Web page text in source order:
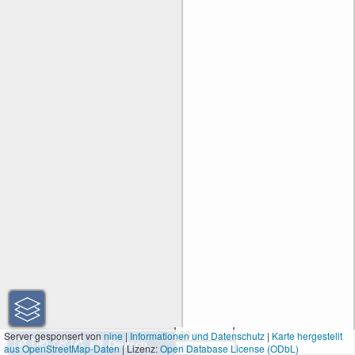
30 m
100 ft
Server gesponsert vonnine|Informationen und Datenschutz | Karte hergestellt
aus OpenStreetMap-Daten| Lizenz:Open Database License (ODbL)